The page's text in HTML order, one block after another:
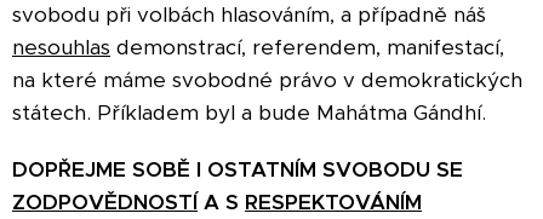
svobodu při volbách hlasováním, a případně náš
nesouhlas demonstrací, referendem, manifestací,
na které máme svobodné právo v demokratických
státech. Příkladem byl a bude Mahátma Gándhí.
DOPŘEJME SOBĚ I OSTATNÍM SVOBODU SE
ZODPOVĚDNOSTÍ A S RESPEKTOVÁNÍM